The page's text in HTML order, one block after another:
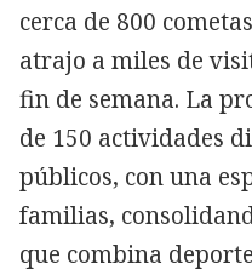
cerca de 800
atrajo a miles de
fin de semana. La
de 150 actividades
públicos, con una
familias,
que combina